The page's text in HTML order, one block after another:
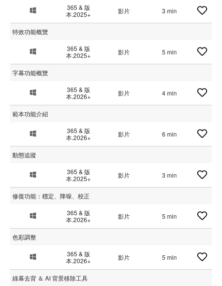
365 & 版
本.2025+
影片 3 min
特效功能概覽
365 & 版
本.2025+
影片 5 min
字幕功能概覽
365 & 版
本.2026+
影片 4 min
範本功能介紹
365 & 版
本.2026+
影片 6 min
動態追蹤
365 & 版
本.2025+
影片 3 min
修復功能：穩定、降噪、校正
365 & 版
本.2026+
影片 5 min
色彩調整
365 & 版
本.2026+
影片 5 min
綠幕去背 ＆ AI 背景移除工具